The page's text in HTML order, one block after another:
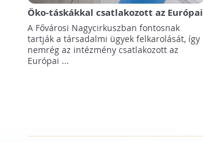
Öko-táskákkal csatlakozott az Európai
Hulladékcsökkentési Héthez a
Fővárosi Nagycirkusz
A Fővárosi Nagycirkuszban fontosnak
tartják a társadalmi ügyek felkarolását, így
nemrég az intézmény csatlakozott az
Európai ...